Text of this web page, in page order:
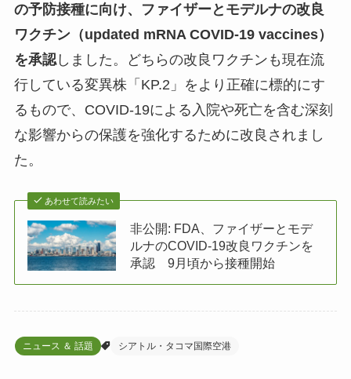
の予防接種に向け、ファイザーとモデルナの改良
ワクチン（updated mRNA COVID-19 vaccines）
を承認しました。どちらの改良ワクチンも現在流
行している変異株「KP.2」をより正確に標的にす
るもので、COVID-19による入院や死亡を含む深刻
な影響からの保護を強化するために改良されまし
た。
あわせて読みたい
非公開: FDA、ファイザーとモデ
ルナのCOVID-19改良ワクチンを
承認 9月頃から接種開始
ニュース ＆ 話題 シアトル・タコマ国際空港